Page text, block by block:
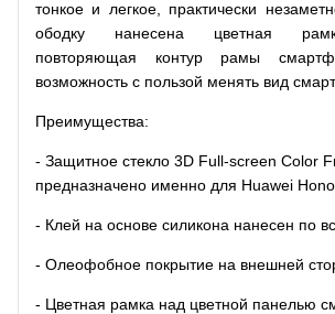
тонкое и легкое, практически
ободку нанесена цветная
повторяющая контур рамы
возможность с пользой менять вид
Преимущества:
- Защитное стекло 3D Full-screen Color
предназначено именно для Huawei
- Клей на основе силикона нанесен по
- Олеофобное покрытие на внешней
- Цветная рамка над цветной панелью